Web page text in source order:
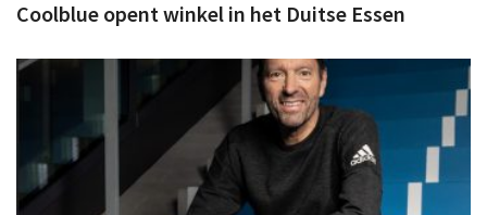
Coolblue opent winkel in het Duitse Essen